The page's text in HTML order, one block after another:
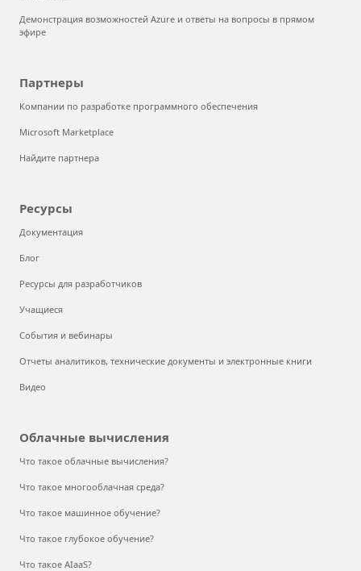
Демонстрация возможностей Azure и ответы на вопросы в прямом
эфире
Партнеры
Компании по разработке программного обеспечения
Microsoft Marketplace
Найдите партнера
Ресурсы
Документация
Блог
Ресурсы для разработчиков
Учащиеся
События и вебинары
Отчеты аналитиков, технические документы и электронные книги
Видео
Облачные вычисления
Что такое облачные вычисления?
Что такое многооблачная среда?
Что такое машинное обучение?
Что такое глубокое обучение?
Что такое AIaaS?